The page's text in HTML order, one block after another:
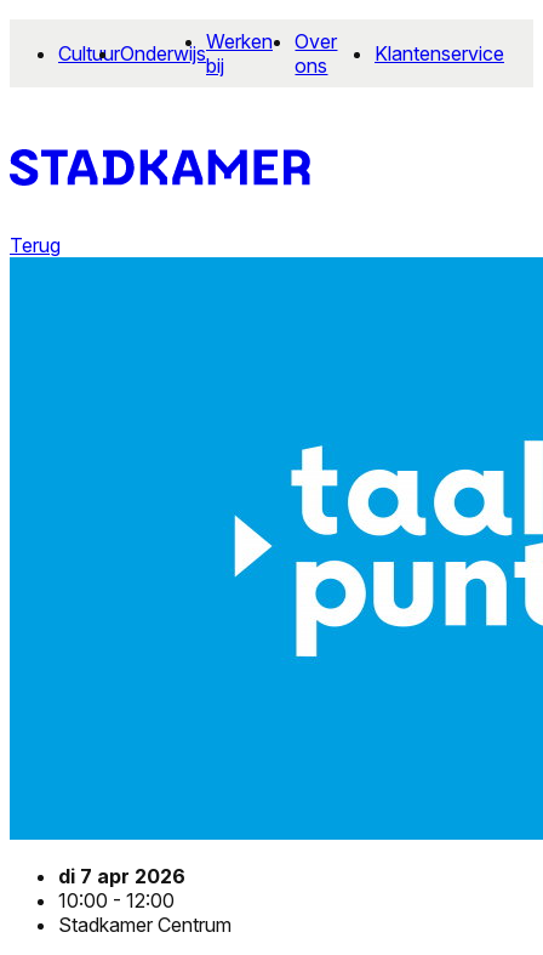
CultuurOnderwijsWerken
bij
Over
ons
Klantenservice
Terug
di 7 apr 2026
10:00 - 12:00
Stadkamer Centrum